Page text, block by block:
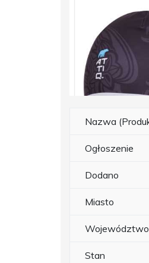
Nazwa
Ogłoszenie
Dodano
Miasto
Województwo
Stan